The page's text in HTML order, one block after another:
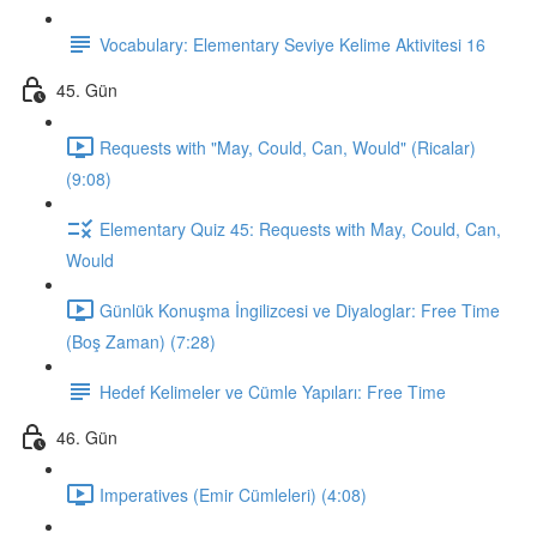
Vocabulary: Elementary Seviye Kelime Aktivitesi 16
45. Gün
Requests with "May, Could, Can, Would" (Ricalar)
(9:08)
Elementary Quiz 45: Requests with May, Could, Can,
Would
Günlük Konuşma İngilizcesi ve Diyaloglar: Free Time
(Boş Zaman) (7:28)
Hedef Kelimeler ve Cümle Yapıları: Free Time
46. Gün
Imperatives (Emir Cümleleri) (4:08)